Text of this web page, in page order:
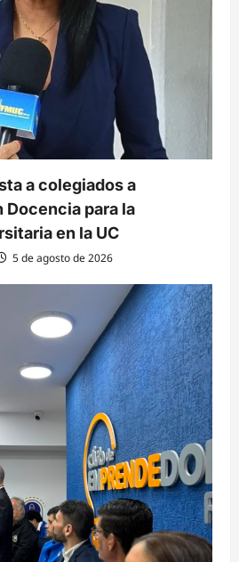
a colegiados a
para la
en la UC
5 de agosto de 2026